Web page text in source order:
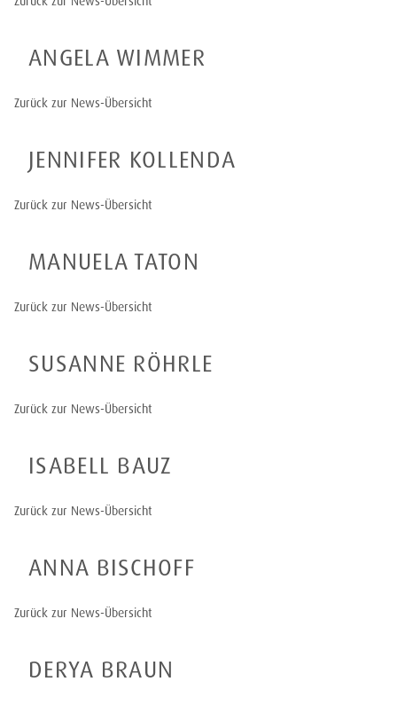
ANGELA WIMMER
Zurück zur News-Übersicht
JENNIFER KOLLENDA
Zurück zur News-Übersicht
MANUELA TATON
Zurück zur News-Übersicht
SUSANNE RÖHRLE
Zurück zur News-Übersicht
ISABELL BAUZ
Zurück zur News-Übersicht
ANNA BISCHOFF
Zurück zur News-Übersicht
DERYA BRAUN